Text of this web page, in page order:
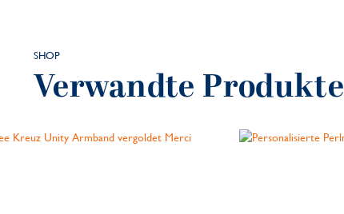
SHOP
Verwandte Produkte